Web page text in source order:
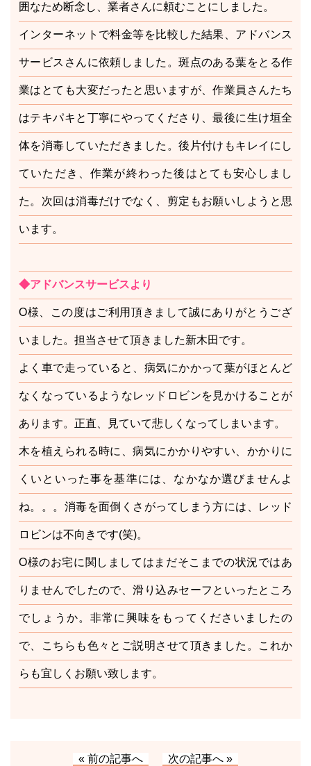
囲なため断念し、業者さんに頼むことにしました。
インターネットで料金等を比較した結果、アドバンス
サービスさんに依頼しました。斑点のある葉をとる作
業はとても大変だったと思いますが、作業員さんたち
はテキパキと丁寧にやってくださり、最後に生け垣全
体を消毒していただきました。後片付けもキレイにし
ていただき、作業が終わった後はとても安心しまし
た。次回は消毒だけでなく、剪定もお願いしようと思
います。
◆アドバンスサービスより
O様、この度はご利用頂きまして誠にありがとうござ
いました。担当させて頂きました新木田です。
よく車で走っていると、病気にかかって葉がほとんど
なくなっているようなレッドロビンを見かけることが
あります。正直、見ていて悲しくなってしまいます。
木を植えられる時に、病気にかかりやすい、かかりに
くいといった事を基準には、なかなか選びませんよ
ね。。。消毒を面倒くさがってしまう方には、レッド
ロビンは不向きです(笑)。
O様のお宅に関しましてはまだそこまでの状況ではあ
りませんでしたので、滑り込みセーフといったところ
でしょうか。非常に興味をもってくださいましたの
で、こちらも色々とご説明させて頂きました。これか
らも宜しくお願い致します。
« 前の記事へ 次の記事へ »